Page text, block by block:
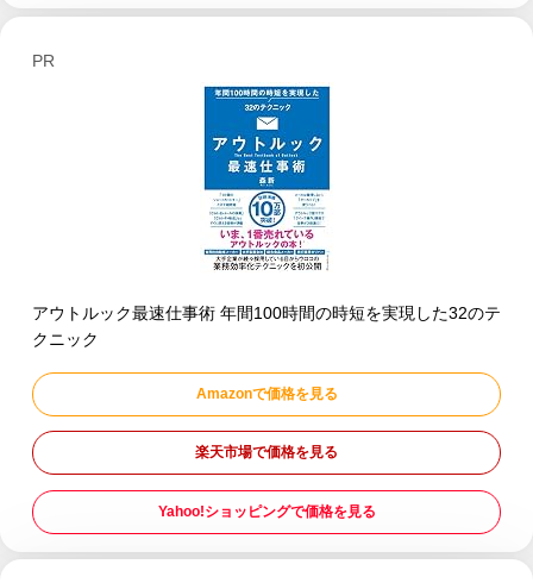
PR
アウトルック最速仕事術 年間100時間の時短を実現した32のテ
クニック
Amazonで価格を見る
楽天市場で価格を見る
Yahoo!ショッピングで価格を見る